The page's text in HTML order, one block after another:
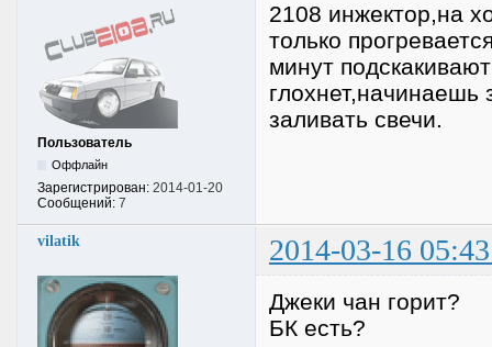
Пользователь
Оффлайн
Зарегистрирован: 2014-01-20
Сообщений: 7
2108 инжектор,на
только
минут
глохнет,начинаешь
заливать свечи.
vilatik 2014-03-16
Джеки чан горит?
БК есть?